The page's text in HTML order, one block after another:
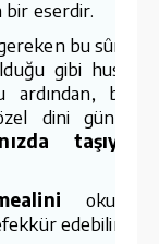
bir eserdir.
bu
gibi
ardından,
dini
edebilirsiniz.